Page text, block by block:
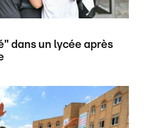
dans un lycée après